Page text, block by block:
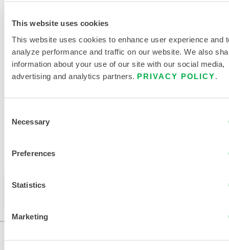
This website uses cookies
This website uses cookies to enhance user experience and
analyze performance and traffic on our website. We also
information about your use of our site with our social media,
advertising and analytics partners. PRIVACY POLICY
Selection
Necessary
Preferences
Statistics
Marketing
CHALEUR INDUSTRIELLE
TABLEAU DES TAILLES DES
VÊTEMENTS DE PROTECTION
CONTRE LA CHALEUR
Disponible dans ces régions de vente : CHINE, ASIE.
Ce produit n'est pas vendu dans votre région. Vous